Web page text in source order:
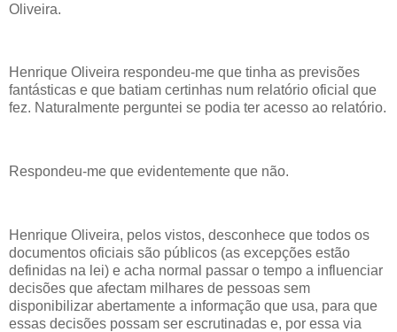
Oliveira.
Henrique Oliveira respondeu-me que tinha as previsões
fantásticas e que batiam certinhas num relatório oficial que
fez. Naturalmente perguntei se podia ter acesso ao relatório.
Respondeu-me que evidentemente que não.
Henrique Oliveira, pelos vistos, desconhece que todos os
documentos oficiais são públicos (as excepções estão
definidas na lei) e acha normal passar o tempo a influenciar
decisões que afectam milhares de pessoas sem
disponibilizar abertamente a informação que usa, para que
essas decisões possam ser escrutinadas e, por essa via